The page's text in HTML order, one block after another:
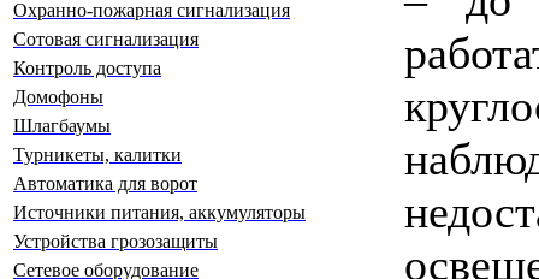
Охранно-пожарная сигнализация
Сотовая сигнализация
Контроль доступа
Домофоны
Шлагбаумы
Турникеты, калитки
Автоматика для ворот
Источники питания, аккумуляторы
Устройства грозозащиты
Сетевое оборудование